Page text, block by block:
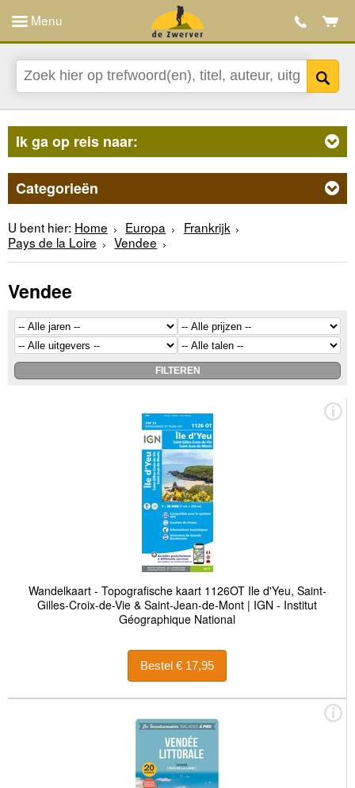
Menu
Ik ga op reis naar:
Categorieën
U bent hier: Home Europa
Frankrijk
Pays de la Loire
Vendee
Vendee
Wandelkaart - Topografische kaart 1126OT Ile d'Yeu, Saint-
Gilles-Croix-de-Vie & Saint-Jean-de-Mont | IGN - Institut
Géographique National
Bestel € 17,95